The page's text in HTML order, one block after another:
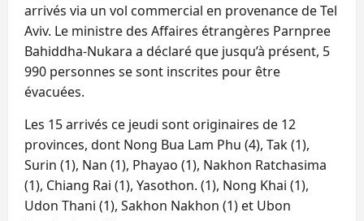
arrivés via un vol commercial en provenance de Tel
Aviv. Le ministre des Affaires étrangères Parnpree
Bahiddha-Nukara a déclaré que jusqu’à présent, 5
990 personnes se sont inscrites pour être
évacuées.
Les 15 arrivés ce jeudi sont originaires de 12
provinces, dont Nong Bua Lam Phu (4), Tak (1),
Surin (1), Nan (1), Phayao (1), Nakhon Ratchasima
(1), Chiang Rai (1), Yasothon. (1), Nong Khai (1),
Udon Thani (1), Sakhon Nakhon (1) et Ubon